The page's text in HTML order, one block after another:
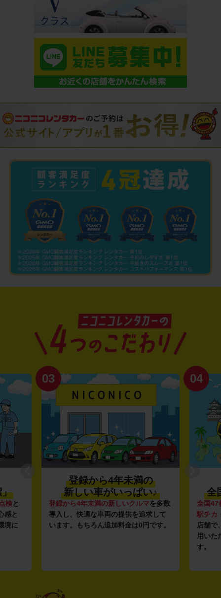
」
検と
感と
境に
03
登録から4年未満の
新しい車がいっぱい♪
登録から4年未満の新しいクルマを多数
導入し、快適な車両の提供を追求して
います。もちろん追加料金は0円です。
04
全
全国47
駅チカ
店舗で
用いた
す。